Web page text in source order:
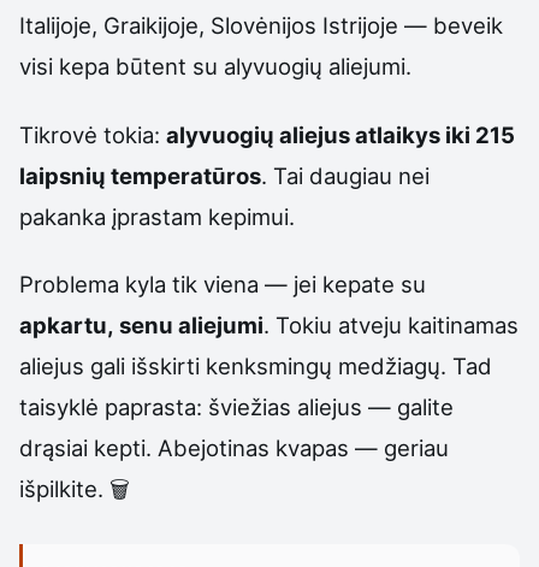
Italijoje, Graikijoje, Slovėnijos Istrijoje — beveik
visi kepa būtent su alyvuogių aliejumi.
Tikrovė tokia: alyvuogių aliejus atlaikys iki 215
laipsnių temperatūros. Tai daugiau nei
pakanka įprastam kepimui.
Problema kyla tik viena — jei kepate su
apkartu, senu aliejumi. Tokiu atveju kaitinamas
aliejus gali išskirti kenksmingų medžiagų. Tad
taisyklė paprasta: šviežias aliejus — galite
drąsiai kepti. Abejotinas kvapas — geriau
išpilkite. 🗑️